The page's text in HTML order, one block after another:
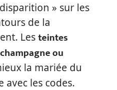
» sur les
de la
Lesteintes
ou
la mariée du
avec les codes.